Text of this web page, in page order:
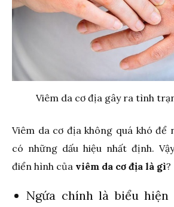
Viêm da cơ địa gây ra tình
Viêm da cơ địa không quá khó để
có những dấu hiệu nhất định.
điển hình của viêm da cơ địa là gì?
Ngứa chính là biểu hiện